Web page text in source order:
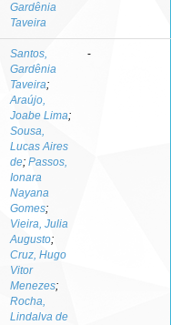
Gardênia
Taveira
Santos,
Gardênia
Taveira;
Araújo,
Joabe Lima;
Sousa,
Lucas Aires
de; Passos,
Ionara
Nayana
Gomes;
Vieira, Julia
Augusto;
Cruz, Hugo
Vitor
Menezes;
Rocha,
Lindalva de
-